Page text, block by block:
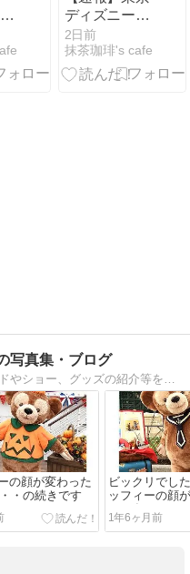
ディズニーシ
ーのインディ
ージョーンズ
のアトラクシ
2日前
抹茶珈琲's cafe
写真集・ブログ
の顔が変わった
・の続きです
ビックリでし
ッフィーの顔
2010年3月のこ
1年6ヶ月前